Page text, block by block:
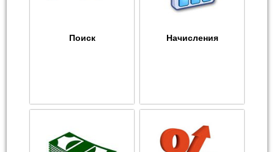
Поиск Начисления